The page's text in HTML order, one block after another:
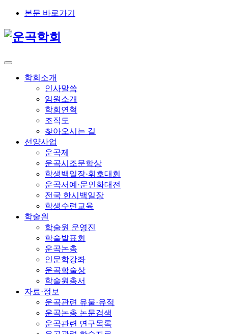
본문 바로가기
학회소개
인사말씀
임원소개
학회연혁
조직도
찾아오시는 길
선양사업
운곡제
운곡시조문학상
학생백일장·휘호대회
운곡서예·문인화대전
전국 한시백일장
학생수련교육
학술원
학술원 운영진
학술발표회
운곡논총
인문학강좌
운곡학술상
학술원총서
자료·정보
운곡관련 유물·유적
운곡논총 논문검색
운곡관련 연구목록